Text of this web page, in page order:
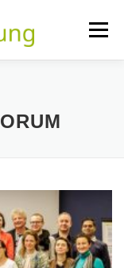
Menü